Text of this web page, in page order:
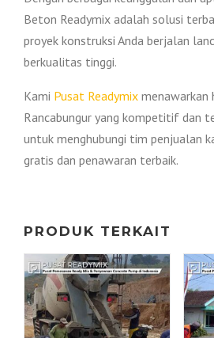
Beton Readymix adalah solusi
proyek konstruksi Anda berjalan
berkualitas tinggi.
Kami Pusat Readymix menawarkan
Rancabungur yang kompetitif dan
untuk menghubungi tim penjualan
gratis dan penawaran terbaik.
PRODUK TERKAIT